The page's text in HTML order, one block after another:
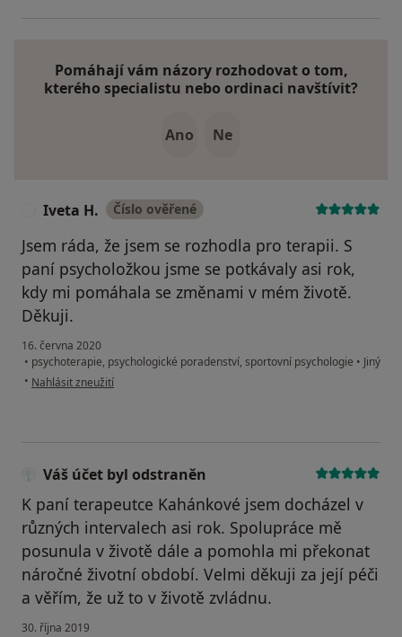
Pomáhají vám názory rozhodovat o tom,
kterého specialistu nebo ordinaci navštívit?
Ano Ne
Iveta H. Číslo ověřené
Jsem ráda, že jsem se rozhodla pro terapii. S
paní psycholožkou jsme se potkávaly asi rok,
kdy mi pomáhala se změnami v mém životě.
Děkuji.
16. června 2020
• psychoterapie, psychologické poradenství, sportovní psychologie • Jiný
• podle názoru uživatele Iveta H.
Nahlásit zneužití
Váš účet byl odstraněn
K paní terapeutce Kahánkové jsem docházel v
různých intervalech asi rok. Spolupráce mě
posunula v životě dále a pomohla mi překonat
náročné životní období. Velmi děkuji za její péči
a věřím, že už to v životě zvládnu.
30. října 2019